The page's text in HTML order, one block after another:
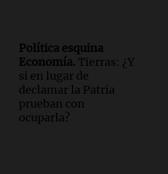
Política esquina
Economía. Tierras: ¿Y
si en lugar de
declamar la Patria
prueban con
ocuparla?